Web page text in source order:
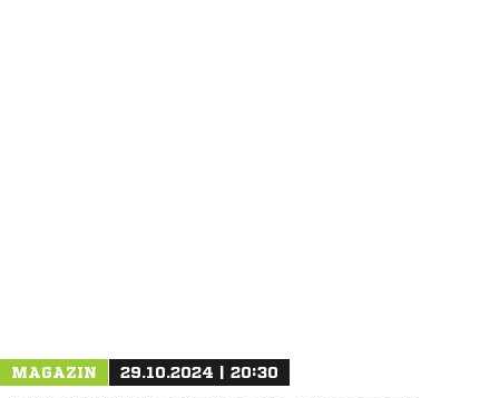
MAGAZIN 29.10.2024 | 20:30